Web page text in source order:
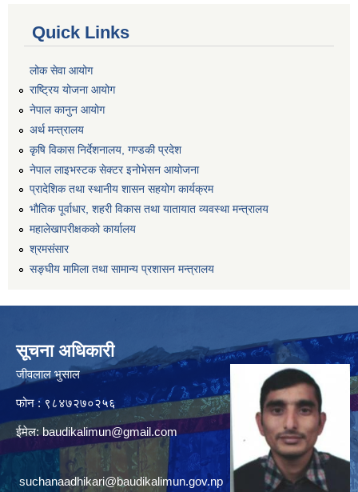
Quick Links
लोक सेवा आयोग
राष्ट्रिय योजना आयोग
नेपाल कानुन आयोग
अर्थ मन्त्रालय
कृषि विकास निर्देशनालय, गण्डकी प्रदेश
नेपाल लाइभस्टक सेक्टर इनोभेसन आयोजना
प्रादेशिक तथा स्थानीय शासन सहयोग कार्यक्रम
भौतिक पूर्वाधार, शहरी विकास तथा यातायात व्यवस्था मन्त्रालय
महालेखापरीक्षकको कार्यालय
श्रमसंसार
सङ्घीय मामिला तथा सामान्य प्रशासन मन्त्रालय
सूचना अधिकारी
जीवलाल भुसाल
फोन : ९८४७२७०२५६
ईमेल: baudikalimun@gmail.com
suchanaadhikari@baudikalimun.gov.np